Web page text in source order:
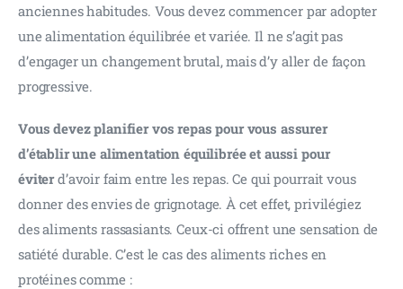
anciennes habitudes. Vous devez commencer par adopter
une alimentation équilibrée et variée. Il ne s’agit pas
d’engager un changement brutal, mais d’y aller de façon
progressive.
Vous devez planifier vos repas pour vous assurer
d’établir une alimentation équilibrée et aussi pour
éviter d’avoir faim entre les repas. Ce qui pourrait vous
donner des envies de grignotage. À cet effet, privilégiez
des aliments rassasiants. Ceux-ci offrent une sensation de
satiété durable. C’est le cas des aliments riches en
protéines comme :